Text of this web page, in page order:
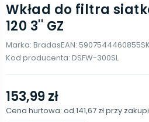
Wkład do filtra
120 3'' GZ
Marka: BradasEAN: 5907544460855
Kod producenta: DSFW-300SL
153,99 zł
Cena hurtowa: od 141,67 złprzy